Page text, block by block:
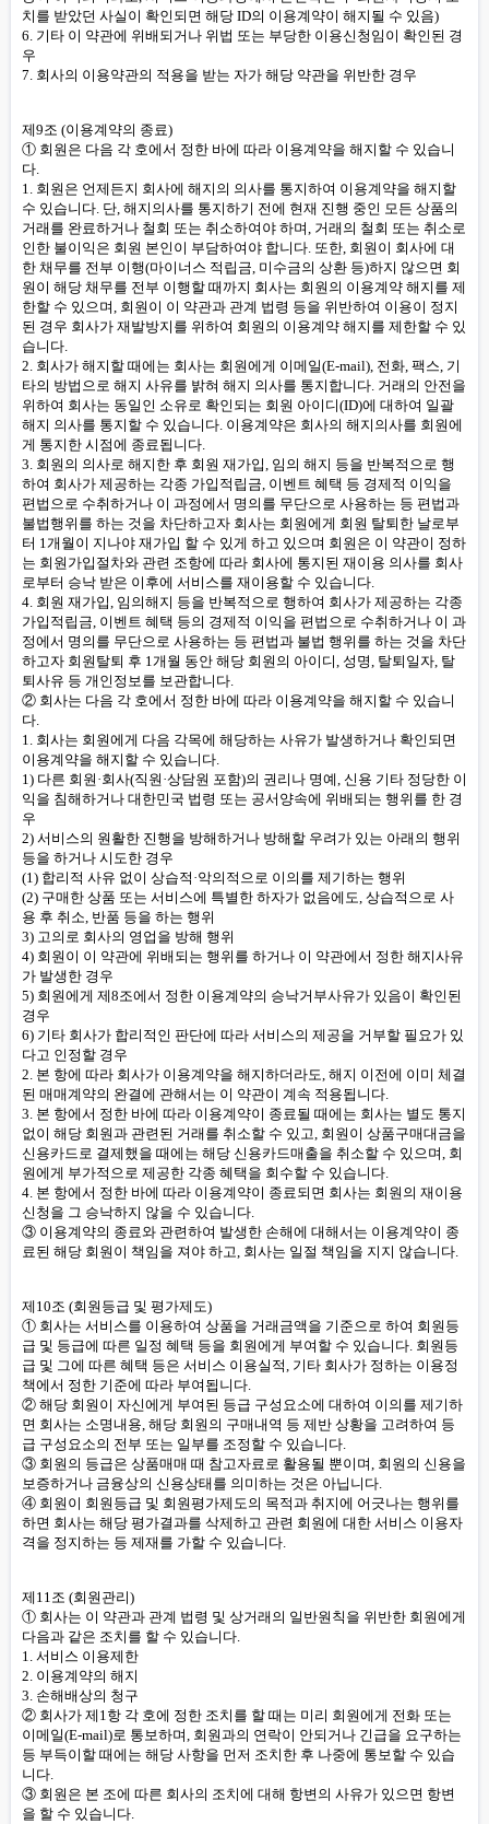
치를 받았던 사실이 확인되면 해당 ID의 이용계약이 해지될 수 있음)
6. 기타 이 약관에 위배되거나 위법 또는 부당한 이용신청임이 확인된 경
우
7. 회사의 이용약관의 적용을 받는 자가 해당 약관을 위반한 경우
제9조 (이용계약의 종료)
① 회원은 다음 각 호에서 정한 바에 따라 이용계약을 해지할 수 있습니
다.
1. 회원은 언제든지 회사에 해지의 의사를 통지하여 이용계약을 해지할
수 있습니다. 단, 해지의사를 통지하기 전에 현재 진행 중인 모든 상품의
거래를 완료하거나 철회 또는 취소하여야 하며, 거래의 철회 또는 취소로
인한 불이익은 회원 본인이 부담하여야 합니다. 또한, 회원이 회사에 대
한 채무를 전부 이행(마이너스 적립금, 미수금의 상환 등)하지 않으면 회
원이 해당 채무를 전부 이행할 때까지 회사는 회원의 이용계약 해지를 제
한할 수 있으며, 회원이 이 약관과 관계 법령 등을 위반하여 이용이 정지
된 경우 회사가 재발방지를 위하여 회원의 이용계약 해지를 제한할 수 있
습니다.
2. 회사가 해지할 때에는 회사는 회원에게 이메일(E-mail), 전화, 팩스, 기
타의 방법으로 해지 사유를 밝혀 해지 의사를 통지합니다. 거래의 안전을
위하여 회사는 동일인 소유로 확인되는 회원 아이디(ID)에 대하여 일괄
해지 의사를 통지할 수 있습니다. 이용계약은 회사의 해지의사를 회원에
게 통지한 시점에 종료됩니다.
3. 회원의 의사로 해지한 후 회원 재가입, 임의 해지 등을 반복적으로 행
하여 회사가 제공하는 각종 가입적립금, 이벤트 혜택 등 경제적 이익을
편법으로 수취하거나 이 과정에서 명의를 무단으로 사용하는 등 편법과
불법행위를 하는 것을 차단하고자 회사는 회원에게 회원 탈퇴한 날로부
터 1개월이 지나야 재가입 할 수 있게 하고 있으며 회원은 이 약관이 정하
는 회원가입절차와 관련 조항에 따라 회사에 통지된 재이용 의사를 회사
로부터 승낙 받은 이후에 서비스를 재이용할 수 있습니다.
4. 회원 재가입, 임의해지 등을 반복적으로 행하여 회사가 제공하는 각종
가입적립금, 이벤트 혜택 등의 경제적 이익을 편법으로 수취하거나 이 과
정에서 명의를 무단으로 사용하는 등 편법과 불법 행위를 하는 것을 차단
하고자 회원탈퇴 후 1개월 동안 해당 회원의 아이디, 성명, 탈퇴일자, 탈
퇴사유 등 개인정보를 보관합니다.
② 회사는 다음 각 호에서 정한 바에 따라 이용계약을 해지할 수 있습니
다.
1. 회사는 회원에게 다음 각목에 해당하는 사유가 발생하거나 확인되면
이용계약을 해지할 수 있습니다.
1) 다른 회원·회사(직원·상담원 포함)의 권리나 명예, 신용 기타 정당한 이
익을 침해하거나 대한민국 법령 또는 공서양속에 위배되는 행위를 한 경
우
2) 서비스의 원활한 진행을 방해하거나 방해할 우려가 있는 아래의 행위
등을 하거나 시도한 경우
(1) 합리적 사유 없이 상습적·악의적으로 이의를 제기하는 행위
(2) 구매한 상품 또는 서비스에 특별한 하자가 없음에도, 상습적으로 사
용 후 취소, 반품 등을 하는 행위
3) 고의로 회사의 영업을 방해 행위
4) 회원이 이 약관에 위배되는 행위를 하거나 이 약관에서 정한 해지사유
가 발생한 경우
5) 회원에게 제8조에서 정한 이용계약의 승낙거부사유가 있음이 확인된
경우
6) 기타 회사가 합리적인 판단에 따라 서비스의 제공을 거부할 필요가 있
다고 인정할 경우
2. 본 항에 따라 회사가 이용계약을 해지하더라도, 해지 이전에 이미 체결
된 매매계약의 완결에 관해서는 이 약관이 계속 적용됩니다.
3. 본 항에서 정한 바에 따라 이용계약이 종료될 때에는 회사는 별도 통지
없이 해당 회원과 관련된 거래를 취소할 수 있고, 회원이 상품구매대금을
신용카드로 결제했을 때에는 해당 신용카드매출을 취소할 수 있으며, 회
원에게 부가적으로 제공한 각종 혜택을 회수할 수 있습니다.
4. 본 항에서 정한 바에 따라 이용계약이 종료되면 회사는 회원의 재이용
신청을 그 승낙하지 않을 수 있습니다.
③ 이용계약의 종료와 관련하여 발생한 손해에 대해서는 이용계약이 종
료된 해당 회원이 책임을 져야 하고, 회사는 일절 책임을 지지 않습니다.
제10조 (회원등급 및 평가제도)
① 회사는 서비스를 이용하여 상품을 거래금액을 기준으로 하여 회원등
급 및 등급에 따른 일정 혜택 등을 회원에게 부여할 수 있습니다. 회원등
급 및 그에 따른 혜택 등은 서비스 이용실적, 기타 회사가 정하는 이용정
책에서 정한 기준에 따라 부여됩니다.
② 해당 회원이 자신에게 부여된 등급 구성요소에 대하여 이의를 제기하
면 회사는 소명내용, 해당 회원의 구매내역 등 제반 상황을 고려하여 등
급 구성요소의 전부 또는 일부를 조정할 수 있습니다.
③ 회원의 등급은 상품매매 때 참고자료로 활용될 뿐이며, 회원의 신용을
보증하거나 금융상의 신용상태를 의미하는 것은 아닙니다.
④ 회원이 회원등급 및 회원평가제도의 목적과 취지에 어긋나는 행위를
하면 회사는 해당 평가결과를 삭제하고 관련 회원에 대한 서비스 이용자
격을 정지하는 등 제재를 가할 수 있습니다.
제11조 (회원관리)
① 회사는 이 약관과 관계 법령 및 상거래의 일반원칙을 위반한 회원에게
다음과 같은 조치를 할 수 있습니다.
1. 서비스 이용제한
2. 이용계약의 해지
3. 손해배상의 청구
② 회사가 제1항 각 호에 정한 조치를 할 때는 미리 회원에게 전화 또는
이메일(E-mail)로 통보하며, 회원과의 연락이 안되거나 긴급을 요구하는
등 부득이할 때에는 해당 사항을 먼저 조치한 후 나중에 통보할 수 있습
니다.
③ 회원은 본 조에 따른 회사의 조치에 대해 항변의 사유가 있으면 항변
을 할 수 있습니다.